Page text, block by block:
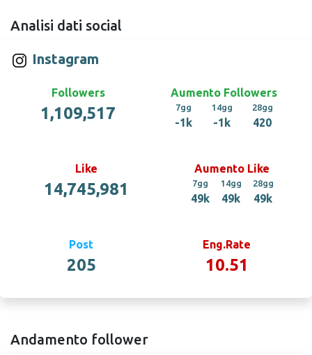
Analisi dati social
Instagram
Followers
1,109,517
Aumento Followers
7gg
-1k
14gg
-1k
28gg
420
Like
14,745,981
Aumento Like
7gg
49k
14gg
49k
28gg
49k
Post
205
Eng.Rate
10.51
Andamento follower